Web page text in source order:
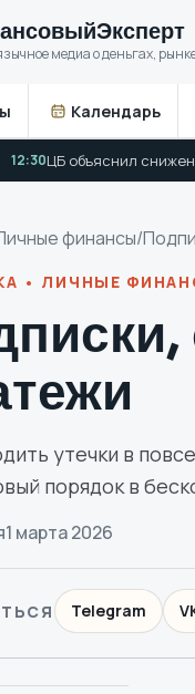
Эксперт
медиа о деньгах,
Календарь
12:30
финансы/
• ЛИЧНЫЕ
утечки в
порядок в
1 марта 2026
Telegram